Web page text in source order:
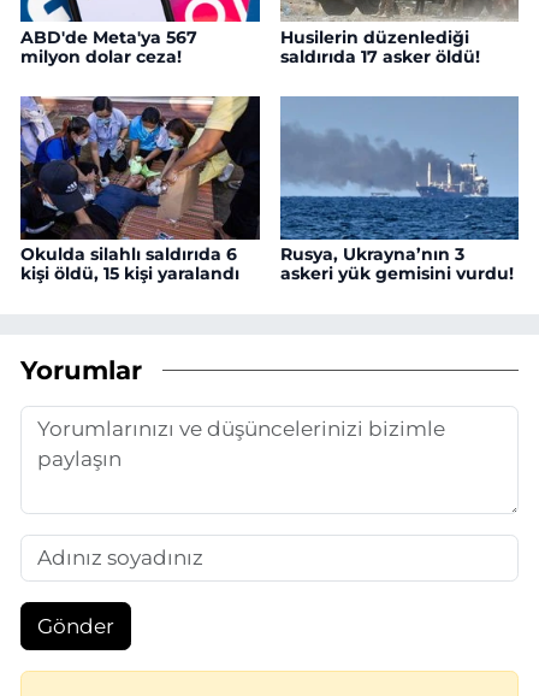
ABD'de Meta'ya 567
milyon dolar ceza!
Husilerin düzenlediği
saldırıda 17 asker öldü!
Okulda silahlı saldırıda 6
kişi öldü, 15 kişi yaralandı
Rusya, Ukrayna’nın 3
askeri yük gemisini vurdu!
Yorumlar
Gönder